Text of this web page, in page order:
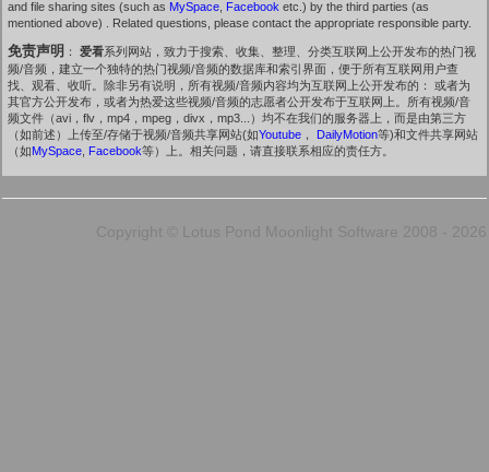
and file sharing sites (such as MySpace Facebook etc.) by the third parties (as
mentioned above) . Related questions, please contact the appropriate responsible party.
免责声明 ： 爱看系列网站，致力于搜索、收集、整理、分类互联网上公开发布的热门视
频/音频，建立一个独特的热门视频/音频的数据库和索引界面，便于所有互联网用户查
找、观看、收听。除非另有说明，所有视频/音频内容均为互联网上公开发布的： 或者为
其官方公开发布，或者为热爱这些视频/音频的志愿者公开发布于互联网上。所有视频/音
频文件（avi，flv，mp4，mpeg，divx，mp3...）均不在我们的服务器上，而是由第三方
（如前述）上传至/存储于视频/音频共享网站(如Youtube ， DailyMotion等)和文件共享网站
（如MySpace Facebook等）上。相关问题，请直接联系相应的责任方。
Copyright © Lotus Pond Moonlight Software 2008 - 2026